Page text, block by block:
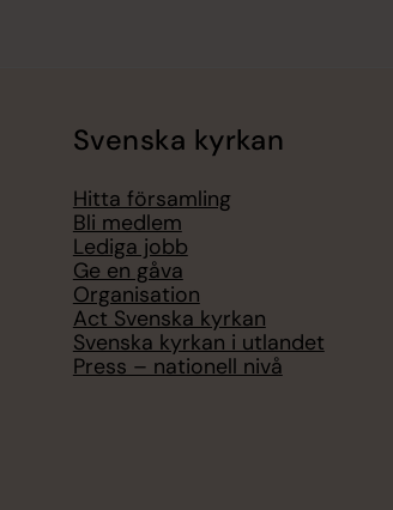
Svenska kyrkan
Hitta församling
Bli medlem
Lediga jobb
Ge en gåva
Organisation
Act Svenska kyrkan
Svenska kyrkan i utlandet
Press – nationell nivå